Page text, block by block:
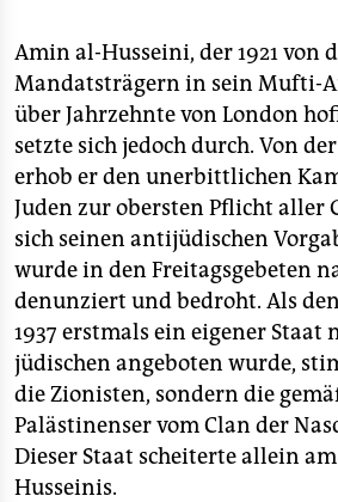
Amin al-Husseini, der 1921 von
Mandatsträgern in sein Mufti-
über Jahrzehnte von London
setzte sich jedoch durch. Von
erhob er den unerbittlichen
Juden zur obersten Pflicht aller
sich seinen antijüdischen
wurde in den Freitagsgebeten
denunziert und bedroht. Als
1937 erstmals ein eigener Staat
jüdischen angeboten wurde,
die Zionisten, sondern die
Palästinenser vom Clan der
Dieser Staat scheiterte allein
Husseinis.